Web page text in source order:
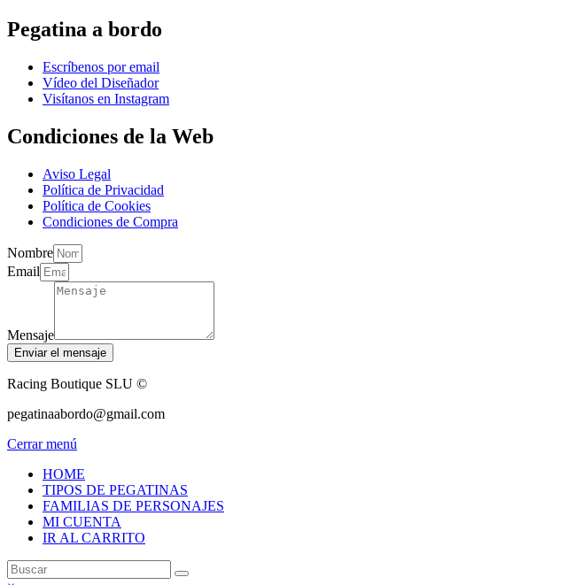
Pegatina a bordo
Escríbenos por email
Vídeo del Diseñador
Visítanos en Instagram
Condiciones de la Web
Aviso Legal
Política de Privacidad
Política de Cookies
Condiciones de Compra
Nombre
Email
Mensaje
Enviar el mensaje
Racing Boutique SLU ©
pegatinaabordo@gmail.com
Cerrar menú
HOME
TIPOS DE PEGATINAS
FAMILIAS DE PERSONAJES
MI CUENTA
IR AL CARRITO